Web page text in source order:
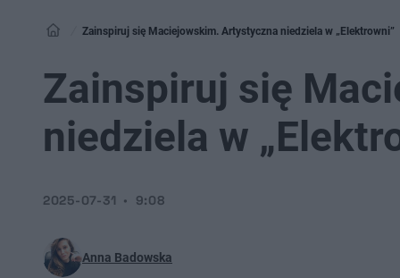
Zainspiruj się Maciejowskim. Artystyczna niedziela w „Elektrowni”
Zainspiruj się
niedziela w
Anna Badowska
2025-07-31 9:08